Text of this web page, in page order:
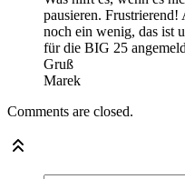
pausieren.
noch ein wenig, das ist
für die BIG 25
Gruß
Marek
Comments are closed.